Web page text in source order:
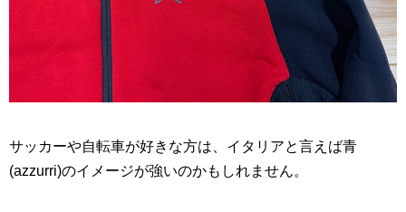
サッカーや自転車が好きな方は、イタリアと言えば青
(azzurri)のイメージが強いのかもしれません。